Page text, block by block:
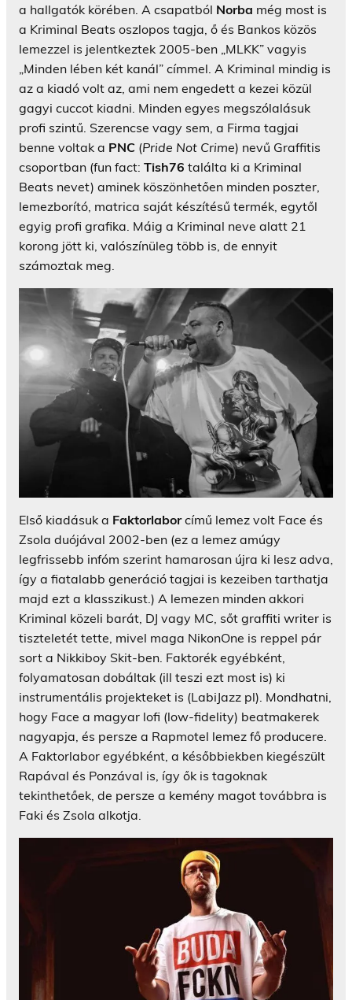
a hallgatók körében. A csapatból Norba még most is
a Kriminal Beats oszlopos tagja, ő és Bankos közös
lemezzel is jelentkeztek 2005-ben „MLKK” vagyis
„Minden lében két kanál” címmel. A Kriminal mindig is
az a kiadó volt az, ami nem engedett a kezei közül
gagyi cuccot kiadni. Minden egyes megszólalásuk
profi szintű. Szerencse vagy sem, a Firma tagjai
benne voltak a PNC (Pride Not Crime) nevű Graffitis
csoportban (fun fact: Tish76 találta ki a Kriminal
Beats nevet) aminek köszönhetően minden poszter,
lemezborító, matrica saját készítésű termék, egytől
egyig profi grafika. Máig a Kriminal neve alatt 21
korong jött ki, valószínüleg több is, de ennyit
számoztak meg.
Első kiadásuk a Faktorlaborcímű lemez volt Face és
Zsola duójával 2002-ben (ez a lemez amúgy
legfrissebb infóm szerint hamarosan újra ki lesz adva,
így a fiatalabb generáció tagjai is kezeiben tarthatja
majd ezt a klasszikust.) A lemezen minden akkori
Kriminal közeli barát, DJ vagy MC, sőt graffiti writer is
tiszteletét tette, mivel maga NikonOne is reppel pár
sort a Nikkiboy Skit-ben. Faktorék egyébként,
folyamatosan dobáltak (ill teszi ezt most is) ki
instrumentális projekteket is (LabiJazz pl). Mondhatni,
hogy Face a magyar lofi (low-fidelity) beatmakerek
nagyapja, és persze a Rapmotel lemez fő producere.
A Faktorlabor egyébként, a későbbiekben kiegészült
Rapával és Ponzával is, így ők is tagoknak
tekinthetőek, de persze a kemény magot továbbra is
Faki és Zsola alkotja.